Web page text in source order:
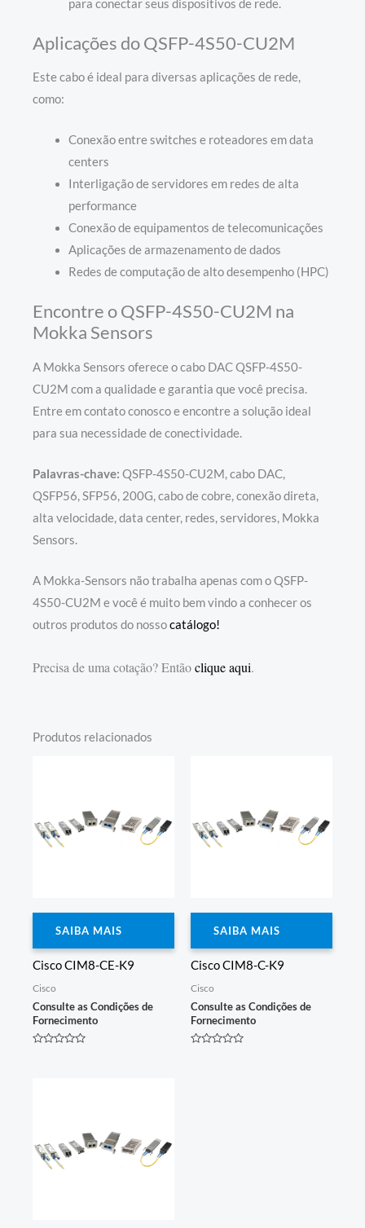
para conectar seus dispositivos de rede.
Aplicações do QSFP-4S50-CU2M
Este cabo é ideal para diversas aplicações de rede,
como:
Conexão entre switches e roteadores em data
centers
Interligação de servidores em redes de alta
performance
Conexão de equipamentos de telecomunicações
Aplicações de armazenamento de dados
Redes de computação de alto desempenho (HPC)
Encontre o QSFP-4S50-CU2M na
Mokka Sensors
A Mokka Sensors oferece o cabo DAC QSFP-4S50-
CU2M com a qualidade e garantia que você precisa.
Entre em contato conosco e encontre a solução ideal
para sua necessidade de conectividade.
Palavras-chave: QSFP-4S50-CU2M, cabo DAC,
QSFP56, SFP56, 200G, cabo de cobre, conexão direta,
alta velocidade, data center, redes, servidores, Mokka
Sensors.
A Mokka-Sensors não trabalha apenas com o QSFP-
4S50-CU2M e você é muito bem vindo a conhecer os
outros produtos do nossocatálogo!
Precisa de uma cotação? Entãoclique aqui.
Produtos relacionados
SAIBA MAIS
Cisco CIM8-CE-K9
Cisco
Consulte as Condições de
Fornecimento
SAIBA MAIS
Cisco CIM8-C-K9
Cisco
Consulte as Condições de
Fornecimento